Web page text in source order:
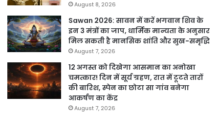
August 8, 2026
Sawan 2026: सावन में करें भगवान शिव के
इन 3 मंत्रों का जाप, धार्मिक मान्यता के अनुसार
मिल सकती है मानसिक शांति और सुख-समृद्धि
August 7, 2026
12 अगस्त को दिखेगा आसमान का अनोखा
चमत्कार! दिन में सूर्य ग्रहण, रात में टूटते तारों
की बारिश, स्पेन का छोटा सा गांव बनेगा
आकर्षण का केंद्र
August 7, 2026